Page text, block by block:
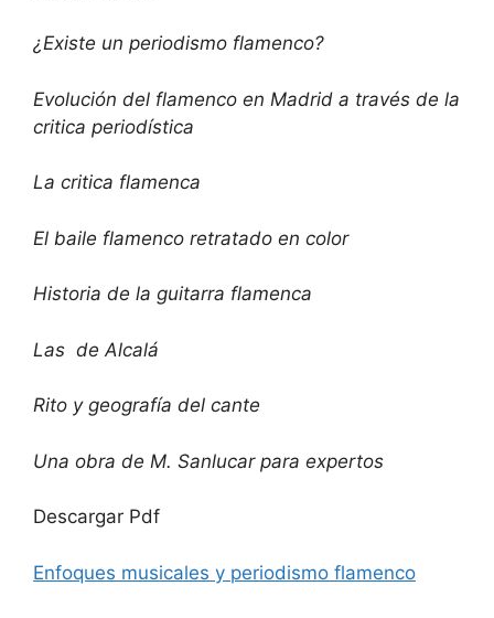
¿Existe un periodismo flamenco?
Evolución del flamenco en Madrid a través de la
critica periodística
La critica flamenca
El baile flamenco retratado en color
Historia de la guitarra flamenca
Las de Alcalá
Rito y geografía del cante
Una obra de M. Sanlucar para expertos
Descargar Pdf
Enfoques musicales y periodismo flamenco